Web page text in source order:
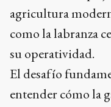
agricultura
como la labranza
su operatividad.
El desafío
entender cómo la